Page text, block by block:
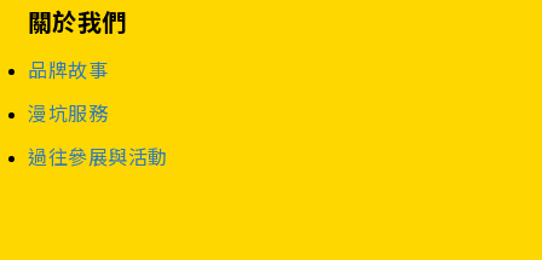
關於我們
品牌故事
漫坑服務
過往參展與活動